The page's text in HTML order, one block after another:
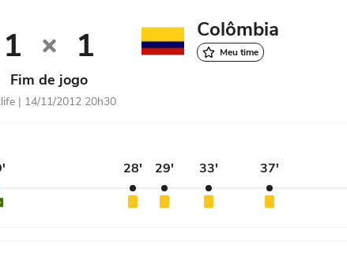
1 1
Fim de jogo
Colômbia
Meu time
| 14/11/2012 20h30
28' 29' 33' 37'